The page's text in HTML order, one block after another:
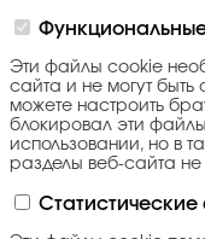
Эти файлы cookie
сайта и не могут
можете настроить
блокировал эти
использовании, но в
разделы веб-сайта не